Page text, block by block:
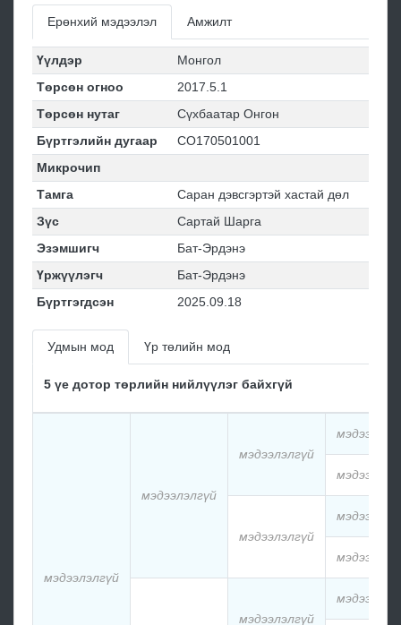
Ерөнхий мэдээлэл Амжилт
Үүлдэр
Монгол
Төрсөн огноо
2017.5.1
Төрсөн нутаг
Сүхбаатар Онгон
Бүртгэлийн дугаар
СО170501001
Микрочип
Тамга
Саран дэвсгэртэй хастай дөл
Зүс
Сартай Шарга
Эзэмшигч
Бат-Эрдэнэ
Үржүүлэгч
Бат-Эрдэнэ
Бүртгэгдсэн
2025.09.18
Удмын мод Үр төлийн мод
5 үе дотор төрлийн нийлүүлэг байхгүй
мэдээлэлгүй
мэдээлэлгүй
мэдээлэлгүй
мэдээлэлгүй
мэдээлэлгүй